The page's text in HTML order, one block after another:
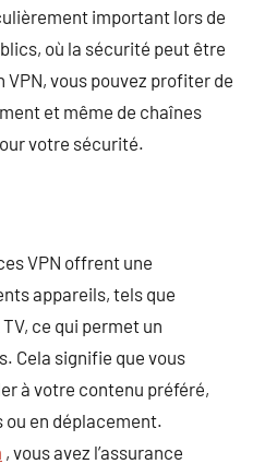
important lors de
où la sécurité peut être
vous pouvez profiter de
et même de chaînes
votre sécurité.
VPN offrent une
appareils, tels que
ce qui permet un
Cela signifie que vous
à votre contenu préféré,
ou en déplacement.
, vous avez l’assurance